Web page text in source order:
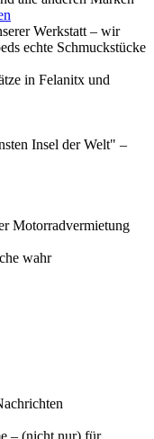
Werkstatt – wir
echte Schmuckstücke
in Felanitx und
Insel der Welt" –
Motorradvermietung
wahr
– (nicht nur) für